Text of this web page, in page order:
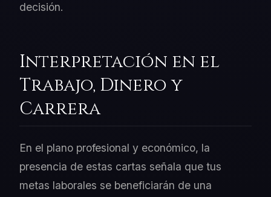
decisión.
Interpretación en el
Trabajo, Dinero y
Carrera
En el plano profesional y económico, la
presencia de estas cartas señala que tus
metas laborales se beneficiarán de una